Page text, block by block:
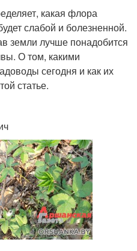
какая флора
слабой и болезненной.
земли лучше понадобится
О том, какими
сегодня и как их
статье.